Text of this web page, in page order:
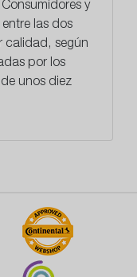
y
las dos
calidad, según
por los
unos diez